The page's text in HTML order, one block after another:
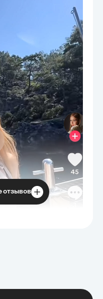
отзывов